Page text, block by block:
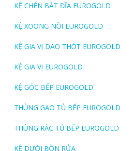
KỆ CHÉN BÁT ĐĨA EUROGOLD
KỆ XOONG NỒI EUROGOLD
KỆ GIA VỊ DAO THỚT EUROGOLD
KỆ GIA VỊ EUROGOLD
KỆ GÓC BẾP EUROGOLD
THÙNG GẠO TỦ BẾP EUROGOLD
THÙNG RÁC TỦ BẾP EUROGOLD
KỆ DƯỚI BỒN RỬA